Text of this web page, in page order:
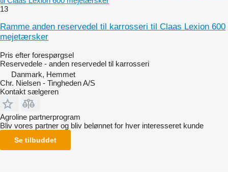
13
Ramme anden reservedel til karrosseri til Claas Lexion 600
mejetærsker
Pris efter forespørgsel
Reservedele - anden reservedel til karrosseri
Danmark, Hemmet
Chr. Nielsen - Tingheden A/S
Kontakt sælgeren
Agroline partnerprogram
Bliv vores partner og bliv belønnet for hver interesseret kunde
Se tilbuddet